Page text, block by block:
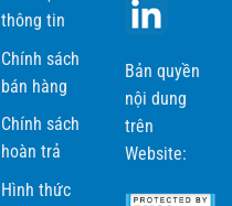
thông tin
Chính sách
bán hàng
Chính sách
hoàn trả
Hình thức
Bản quyền
nội dung
trên
Website: